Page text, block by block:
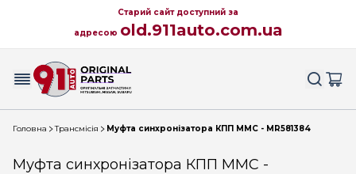
Старий сайт доступний за
адресою old.911auto.com.ua
Головна Трансмісія Муфта синхронізатора КПП MMC - MR581384
Муфта синхронізатора КПП MMC -